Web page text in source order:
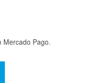
Mercado Pago.